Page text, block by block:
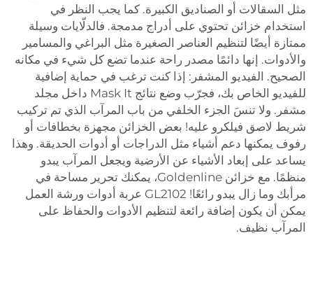
مثل السقالات أو الصناديق الكبيرة. كما يجب النظر في
استخدام خزائن تحتوي على أدراج مدمجة. فالدلّايات وسيلة
ممتازة أيضًا لتنظيم العناصر الصغيرة مثل البراغي والمسامير
والأدوات. إنها دائمًا مصدر راحة عندما تضع كل شيء في مكانه
الصحيح. الفيديو المشفر: إذا كنت ترغب في حماية إضافية
للفيديو الخاص بك، فجرّب وضع نتائج Mask It داخل مجلد
مشفر. ولا تنسَ الجزء الخلفي من باب المرآب الذي تم تركيب
شريط لاصق فيلكرو عليه! بعض الخزائن مجهزة بخطافات أو
رفوف يمكنها دعم أشياء مثل الدراجات أو أدوات الحديقة. وهذا
يساعد على إبعاد الأشياء عن الأرضية ويجعل المرآب يبدو
منظمًا. مع خزائن Goldenline، يمكنك تحرير مساحة في
مرأبك وما زال يبدو رائعًا! GL2102 عربة أدوات ورشة العمل
يمكن أن يكون إضافة رائعة لتنظيم الأدوات والحفاظ على
المرآب نظيف.